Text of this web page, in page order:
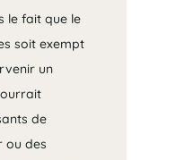
le fait que le
soit exempt
un
de
ou des